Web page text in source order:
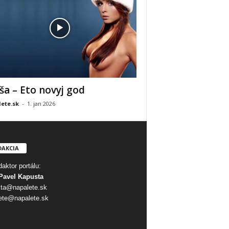
– Eto novyj god
- 1. jan 2026
portálu:
Kapusta